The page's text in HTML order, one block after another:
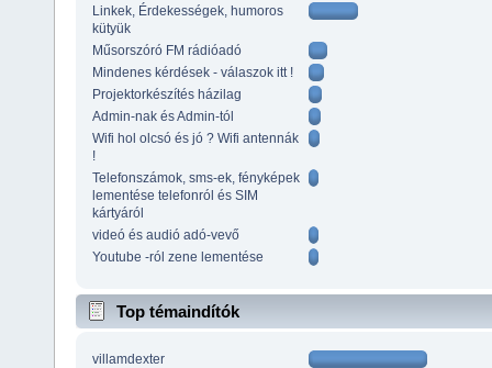
Linkek, Érdekességek, humoros
kütyük
Műsorszóró FM rádióadó
Mindenes kérdések - válaszok itt !
Projektorkészítés házilag
Admin-nak és Admin-tól
Wifi hol olcsó és jó ? Wifi antennák
!
Telefonszámok, sms-ek, fényképek
lementése telefonról és SIM
kártyáról
videó és audió adó-vevő
Youtube -ról zene lementése
Top témaindítók
villamdexter